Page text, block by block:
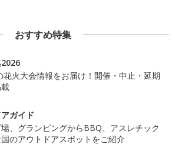
おすすめ特集
花火大会情報をお届け！開催・中止・延期
ガイド
、グランピングからBBQ、アスレチック
のアウトドアスポットをご紹介